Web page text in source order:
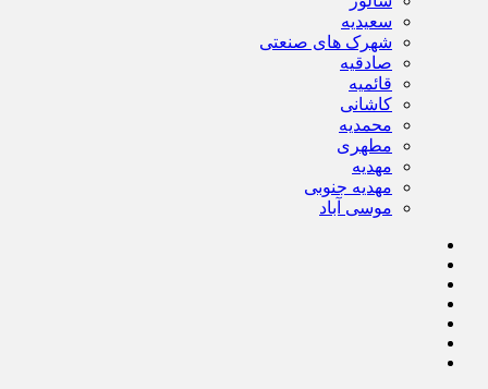
سعیدیه
شهرک های صنعتی
صادقیه
قائمیه
کاشانی
محمدیه
مطهری
مهدیه
مهدیه جنوبی
موسی آباد